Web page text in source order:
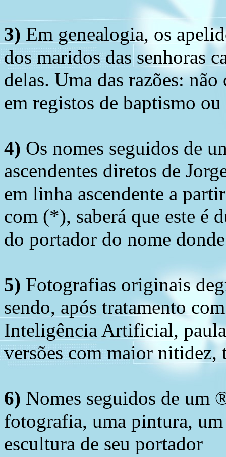
3) Em genealogia, os
dos maridos das senhoras
delas. Uma das razões:
em registos de baptismo
4) Os nomes seguidos de
ascendentes diretos de
em linha ascendente a
com (*), saberá que este é
do portador do nome
5) Fotografias originais
sendo, após tratamento
Inteligência Artificial,
versões com maior nitidez,
6) Nomes seguidos de um
fotografia, uma pintura,
escultura de seu portador